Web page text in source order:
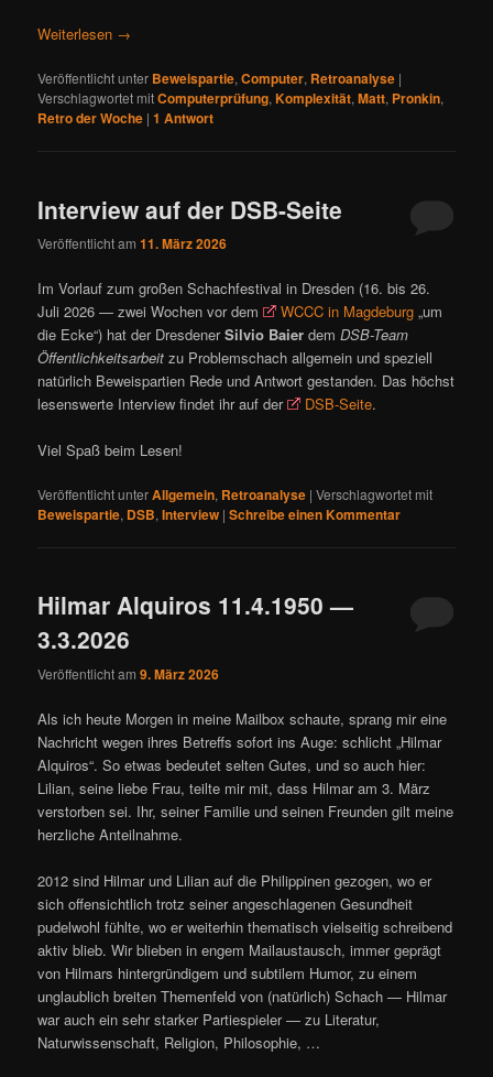
Weiterlesen →
Veröffentlicht unter Beweispartie,Computer, Retroanalyse |
Verschlagwortet mitComputerprüfung,Komplexität,Matt, Pronkin,
Retro der Woche |1 Antwort
Interview auf der DSB-Seite
Veröffentlicht am11. März 2026
Im Vorlauf zum großen Schachfestival in Dresden (16. bis 26.
Juli 2026 — zwei Wochen vor dem
WCCC in Magdeburg „um
die Ecke“) hat der DresdenerSilvio Baier demDSB-Team
Öffentlichkeitsarbeit zu Problemschach allgemein und speziell
natürlich Beweispartien Rede und Antwort gestanden. Das höchst
lesenswerte Interview findet ihr auf der
DSB-Seite.
Viel Spaß beim Lesen!
Veröffentlicht unterAllgemein, Retroanalyse |Verschlagwortet mit
Beweispartie, DSB,Interview |Schreibe einen Kommentar
Hilmar Alquiros 11.4.1950 —
3.3.2026
Veröffentlicht am9. März 2026
Als ich heute Morgen in meine Mailbox schaute, sprang mir eine
Nachricht wegen ihres Betreffs sofort ins Auge: schlicht „Hilmar
Alquiros“. So etwas bedeutet selten Gutes, und so auch hier:
Lilian, seine liebe Frau, teilte mir mit, dass Hilmar am 3. März
verstorben sei. Ihr, seiner Familie und seinen Freunden gilt meine
herzliche Anteilnahme.
2012 sind Hilmar und Lilian auf die Philippinen gezogen, wo er
sich offensichtlich trotz seiner angeschlagenen Gesundheit
pudelwohl fühlte, wo er weiterhin thematisch vielseitig schreibend
aktiv blieb. Wir blieben in engem Mailaustausch, immer geprägt
von Hilmars hintergründigem und subtilem Humor, zu einem
unglaublich breiten Themenfeld von (natürlich) Schach — Hilmar
war auch ein sehr starker Partiespieler — zu Literatur,
Naturwissenschaft, Religion, Philosophie, …